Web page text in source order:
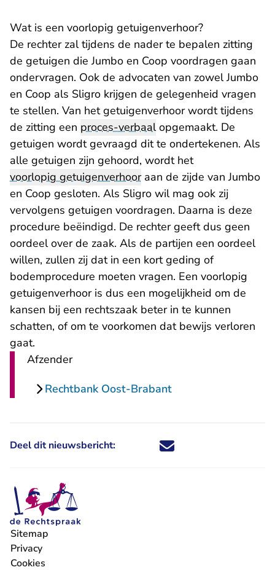
Wat is een voorlopig getuigenverhoor?
De rechter zal tijdens de nader te bepalen zitting
de getuigen die Jumbo en Coop voordragen gaan
ondervragen. Ook de advocaten van zowel Jumbo
en Coop als Sligro krijgen de gelegenheid vragen
te stellen. Van het getuigenverhoor wordt tijdens
de zitting een proces-verbaalopgemaakt. De
getuigen wordt gevraagd dit te ondertekenen. Als
alle getuigen zijn gehoord, wordt het
voorlopig getuigenverhooraan de zijde van Jumbo
en Coop gesloten. Als Sligro wil mag ook zij
vervolgens getuigen voordragen. Daarna is deze
procedure beëindigd. De rechter geeft dus geen
oordeel over de zaak. Als de partijen een oordeel
willen, zullen zij dat in een kort geding of
bodemprocedure moeten vragen. Een voorlopig
getuigenverhoor is dus een mogelijkheid om de
kansen bij een rechtszaak beter in te kunnen
schatten, of om te voorkomen dat bewijs verloren
gaat.
Afzender
Rechtbank Oost-Brabant
Deel dit nieuwsbericht: Deel dit nieuwsbericht via X -
Deel dit nieuwsbericht via
Deel dit nieuwsbericht
Deel dit
Sitemap
Privacy
Cookies